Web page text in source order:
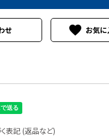
せ favorite
表記 (返品など)